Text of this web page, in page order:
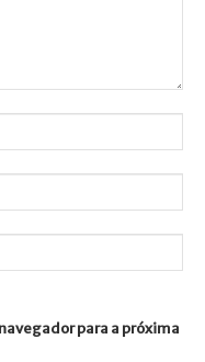
para a próxima